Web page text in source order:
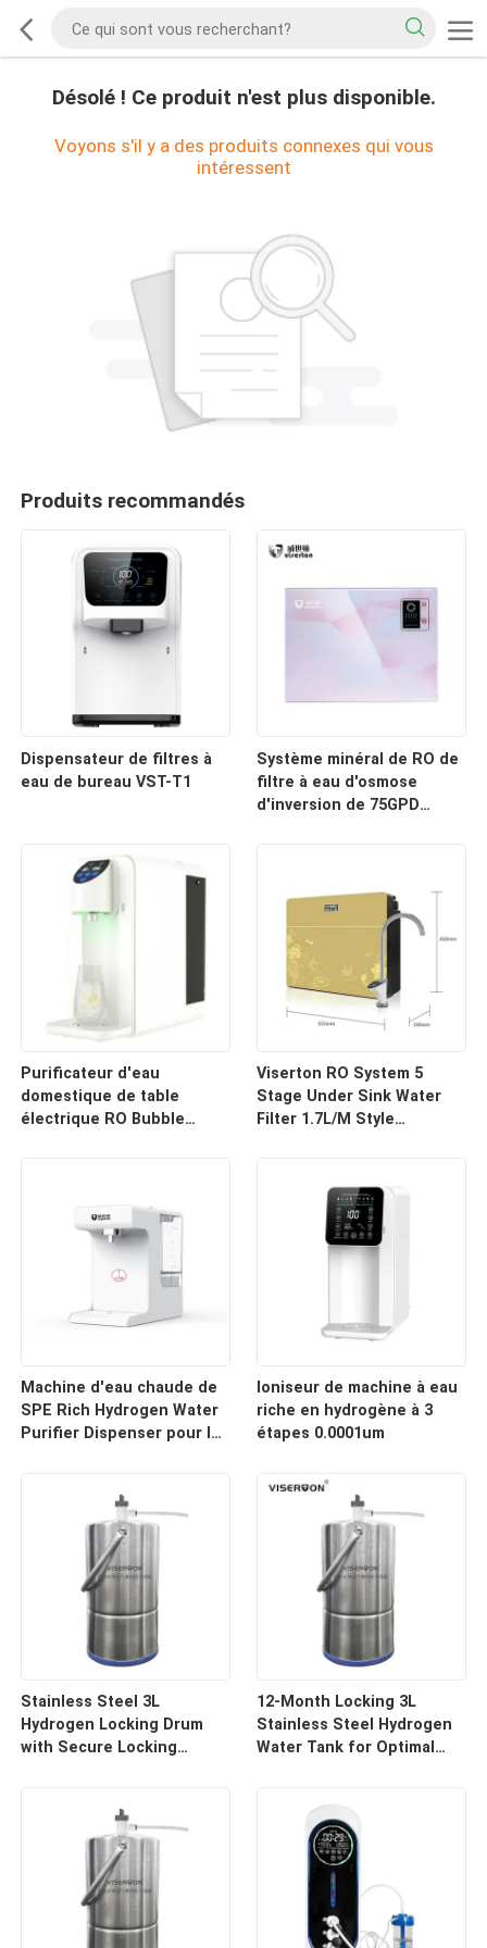
Désolé ! Ce produit n'est plus disponible.
Voyons s'il y a des produits connexes qui vous
intéressent
Produits recommandés
Dispensateur de filtres à
eau de bureau VST-T1
Système minéral de RO de
filtre à eau d'osmose
d'inversion de 75GPD
Purificateur d'eau
domestique de table
électrique RO Bubble
Viserton RO System 5
Stage Under Sink Water
Filter 1.7L/M Style
Machine d'eau chaude de
SPE Rich Hydrogen Water
Purifier Dispenser pour la
Ioniseur de machine à eau
riche en hydrogène à 3
étapes 0.0001um
Stainless Steel 3L
Hydrogen Locking Drum
with Secure Locking
12-Month Locking 3L
Stainless Steel Hydrogen
Water Tank for Optimal